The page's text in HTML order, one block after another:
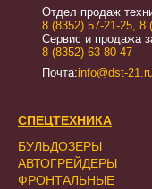
Отдел продаж
8 (8352) 57-21-25, 8
Сервис и продажа
8 (8352) 63-80-47
Почта:info@dst-
СПЕЦТЕХНИКА
БУЛЬДОЗЕРЫ
АВТОГРЕЙДЕРЫ
ФРОНТАЛЬНЫЕ